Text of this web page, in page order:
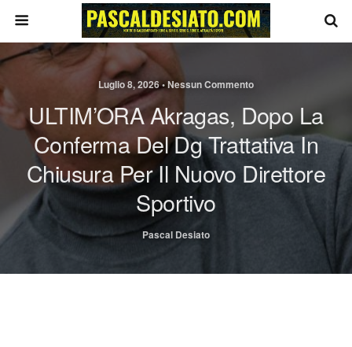
Luglio 8, 2026 • Nessun Commento
ULTIM’ORA Akragas, Dopo La
Conferma Del Dg Trattativa In
Chiusura Per Il Nuovo Direttore
Sportivo
Pascal Desiato